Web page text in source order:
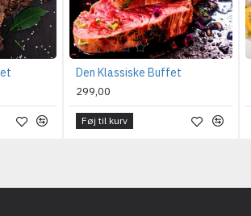
Den Klassiske Buffet
299,00
Føj til kurv